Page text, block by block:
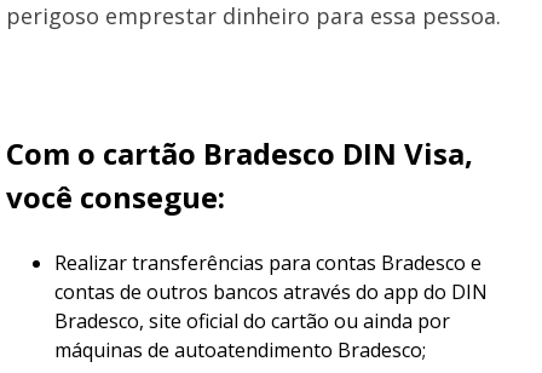
perigoso emprestar dinheiro para essa pessoa.
Com o cartão Bradesco DIN Visa,
você consegue:
Realizar transferências para contas Bradesco e
contas de outros bancos através do app do DIN
Bradesco, site oficial do cartão ou ainda por
máquinas de autoatendimento Bradesco;